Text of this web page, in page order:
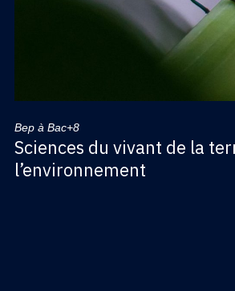
Bep à Bac+8
Sciences du vivant de la
l’environnement